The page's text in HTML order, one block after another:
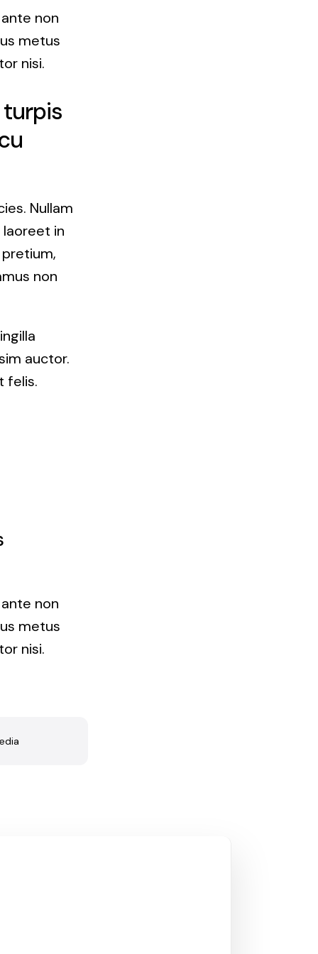
non
metus
nisi.
Nullam
in
non
auctor.
felis.
non
metus
nisi.